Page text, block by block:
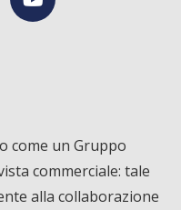
T
come un Gruppo
commerciale: tale
alla collaborazione